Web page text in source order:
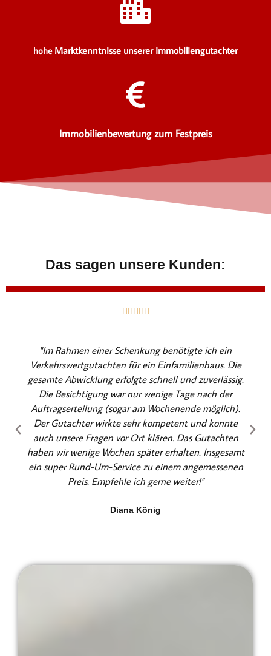
hohe Marktkenntnisse unserer Immobiliengutachter
Immobilienbewertung zum Festpreis
Das sagen unsere Kunden:
    B
e
r
t
e
t
m
i
t
5
v
n
"Im Rahmen einer Schenkung benötigte ich ein
Verkehrswertgutachten für ein Einfamilienhaus. Die
gesamte Abwicklung erfolgte schnell und zuverlässig.
Die Besichtigung war nur wenige Tage nach der
Auftragserteilung (sogar am Wochenende möglich).
Der Gutachter wirkte sehr kompetent und konnte
auch unsere Fragen vor Ort klären. Das Gutachten
haben wir wenige Wochen später erhalten. Insgesamt
ein super Rund-Um-Service zu einem angemessenen
Preis. Empfehle ich gerne weiter!"
Diana König